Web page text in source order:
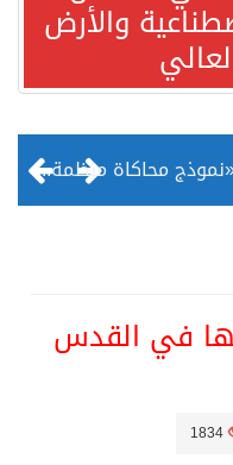
والأرض
منظمة المرأة العربية تطلق «نموذج محاكاة منظمة المرأة العربية للشباب» بمشاركة 10 دول عربية..غدًا
في القدس
1834